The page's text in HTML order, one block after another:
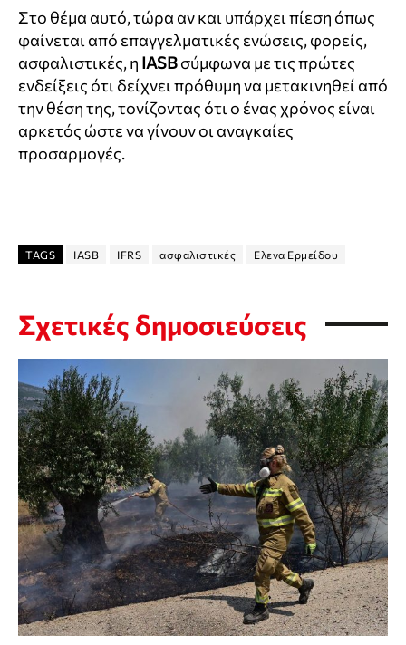
Στο θέμα αυτό, τώρα αν και υπάρχει πίεση όπως
φαίνεται από επαγγελματικές ενώσεις, φορείς,
ασφαλιστικές, η IASBσύμφωνα με τις πρώτες
ενδείξεις ότι δείχνει πρόθυμη να μετακινηθεί από
την θέση της, τονίζοντας ότι ο ένας χρόνος είναι
αρκετός ώστε να γίνουν οι αναγκαίες
προσαρμογές.
TAGS IASB IFRS ασφαλιστικές Ελενα Ερμείδου
Σχετικές δημοσιεύσεις